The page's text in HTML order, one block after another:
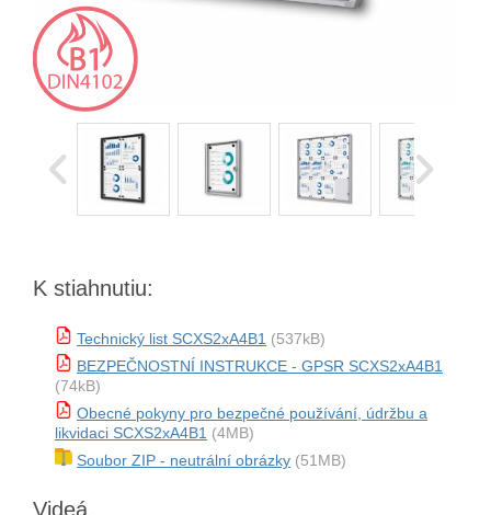
K stiahnutiu:
Technický list SCXS2xA4B1 (537kB)
BEZPEČNOSTNÍ INSTRUKCE - GPSR SCXS2xA4B1
(74kB)
Obecné pokyny pro bezpečné používání, údržbu a
likvidaci SCXS2xA4B1 (4MB)
Soubor ZIP - neutrální obrázky (51MB)
Videá